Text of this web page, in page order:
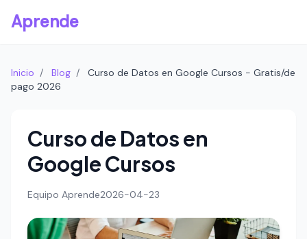
Aprende
Inicio / Blog /
Curso de Datos en Google Cursos - Gratis/de
pago 2026
Curso de Datos en
Google Cursos
Equipo Aprende2026-04-23